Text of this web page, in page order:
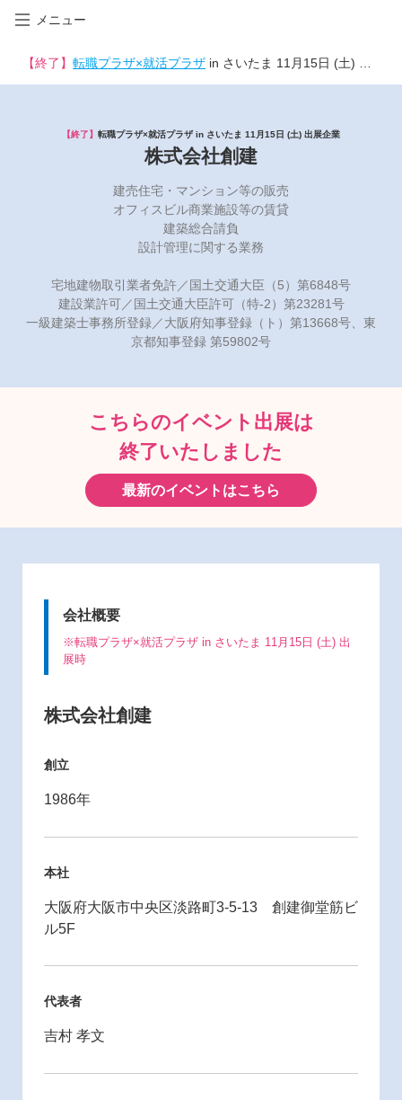
メニュー
【終了】 転職プラザ×就活プラザ in さいたま 11月15日 (土) 出展企業
【終了】 転職プラザ×就活プラザ in さいたま 11月15日 (土) 出展企業
株式会社創建
建売住宅・マンション等の販売
オフィスビル商業施設等の賃貸
建築総合請負
設計管理に関する業務
宅地建物取引業者免許／国土交通大臣（5）第6848号
建設業許可／国土交通大臣許可（特-2）第23281号
一級建築士事務所登録／大阪府知事登録（ト）第13668号、東
京都知事登録 第59802号
こちらのイベント出展は
終了いたしました
最新のイベントはこちら
会社概要
※転職プラザ×就活プラザ in さいたま 11月15日 (土) 出
展時
株式会社創建
創立
1986年
本社
大阪府大阪市中央区淡路町3-5-13 創建御堂筋ビ
ル5F
代表者
吉村 孝文